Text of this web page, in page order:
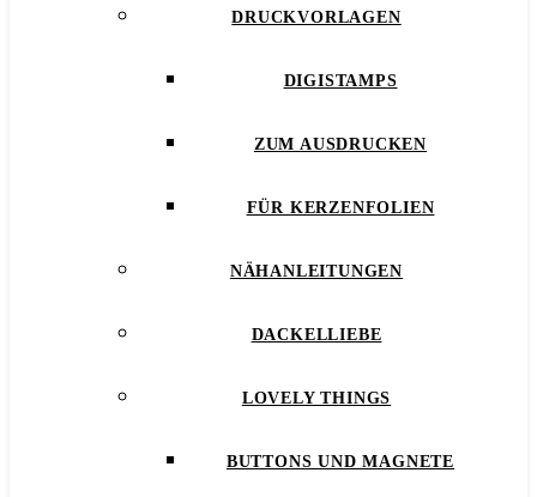
DRUCKVORLAGEN
DIGISTAMPS
ZUM AUSDRUCKEN
FÜR KERZENFOLIEN
NÄHANLEITUNGEN
DACKELLIEBE
LOVELY THINGS
BUTTONS UND MAGNETE